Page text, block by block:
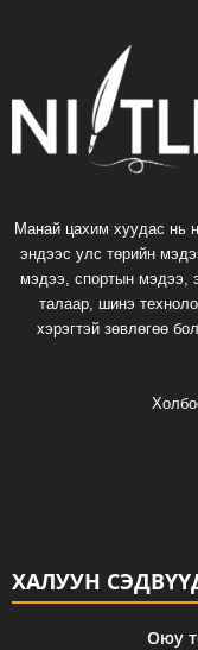
Манай цахим хуудас нь
эндээс улс төрийн
мэдээ, спортын мэдээ,
талаар, шинэ
хэрэгтэй зөвлөгөө
ХАЛУУН
Оюу